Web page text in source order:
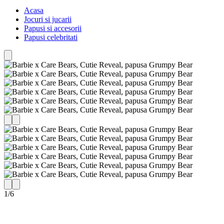
Acasa
Jocuri si jucarii
Papusi si accesorii
Papusi celebritati
1/6